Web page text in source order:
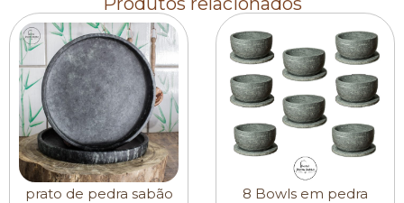
prato de pedra sabão
8 Bowls em pedra